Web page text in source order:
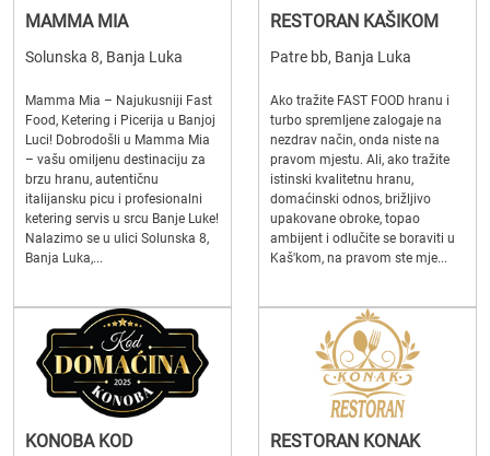
MAMMA MIA
Solunska 8, Banja Luka
Mamma Mia – Najukusniji Fast
Food, Ketering i Picerija u Banjoj
Luci! Dobrodošli u Mamma Mia
– vašu omiljenu destinaciju za
brzu hranu, autentičnu
italijansku picu i profesionalni
ketering servis u srcu Banje Luke!
Nalazimo se u ulici Solunska 8,
Banja Luka,...
RESTORAN KAŠIKOM
Patre bb, Banja Luka
Ako tražite FAST FOOD hranu i
turbo spremljene zalogaje na
nezdrav način, onda niste na
pravom mjestu. Ali, ako tražite
istinski kvalitetnu hranu,
domaćinski odnos, brižljivo
upakovane obroke, topao
ambijent i odlučite se boraviti u
Kaš'kom, na pravom ste mje...
KONOBA KOD
RESTORAN KONAK